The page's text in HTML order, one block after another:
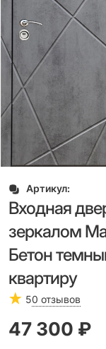
Артикул:
Входная
зеркалом
Бетон
квартиру
50 отзывов
47 300 ₽